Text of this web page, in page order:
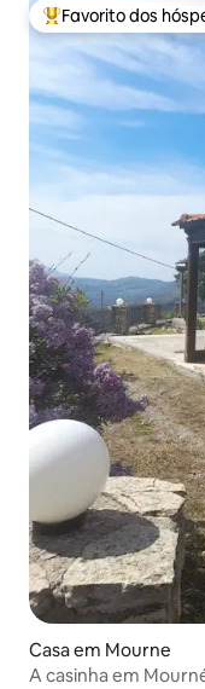
Favoritos dos
Favorito dos
Casa em Mourne
A casinha em